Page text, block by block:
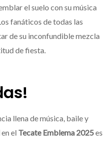
el suelo con su música
fanáticos de todas las
de su inconfundible mezcla
de fiesta.
llena de música, baile y
en el Tecate Emblema 2025es